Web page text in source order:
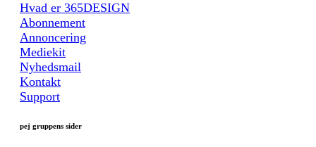
Hvad er 365DESIGN
Abonnement
Annoncering
Mediekit
Nyhedsmail
Kontakt
Support
pej gruppens sider